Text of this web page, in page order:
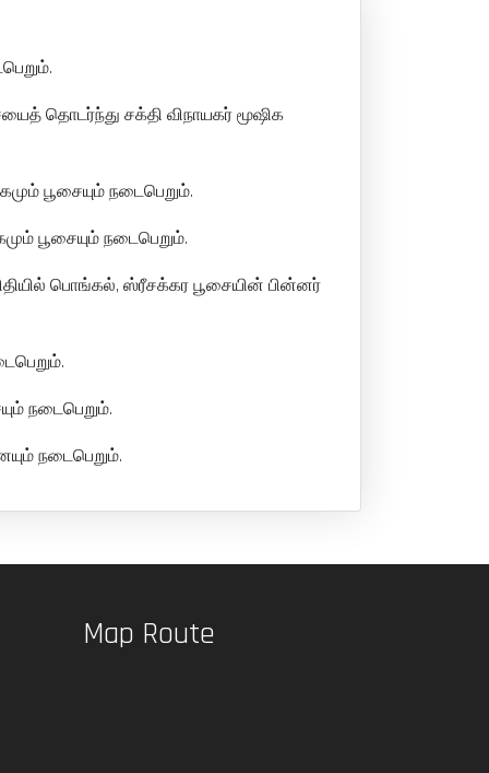
தொடர்ந்து சக்தி விநாயகர் மூஷிக
பூசையும் நடைபெறும்.
பூசையும் நடைபெறும்.
பொங்கல், ஸ்ரீசக்கர பூசையின் பின்னர்
நடைபெறும்.
நடைபெறும்.
Map Route